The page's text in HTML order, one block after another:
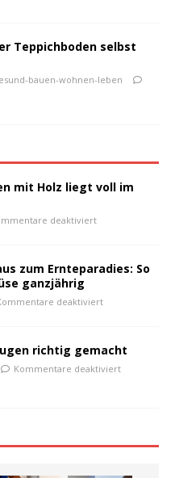
Teppichboden selbst
bauen-wohnen-leben
mit Holz liegt voll im
deaktiviert
zum Ernteparadies: So
ganzjährig
deaktiviert
richtig gemacht
Kommentare deaktiviert